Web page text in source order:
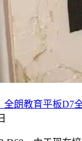
朗教育平板D7